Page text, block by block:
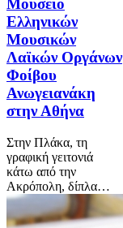
Μουσείο
Ελληνικών
Μουσικών
Λαϊκών Οργάνων
Φοίβου
Ανωγειανάκη
στην Αθήνα
Στην Πλάκα, τη
γραφική γειτονιά
κάτω από την
Ακρόπολη, δίπλα…